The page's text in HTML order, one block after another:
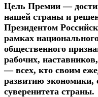
Цель Премии —
нашей страны и
Президентом
рамках
общественного
рабочих,
— всех, кто своим
развитию экономики,
суверенитета страны.